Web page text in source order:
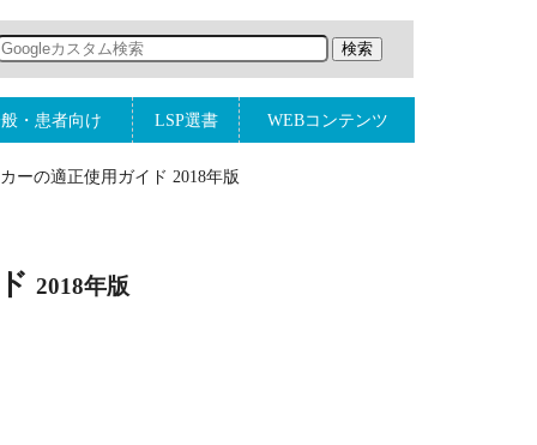
・患者向け LSP選書 WEBコンテンツ
ーの適正使用ガイド 2018年版
2018年版